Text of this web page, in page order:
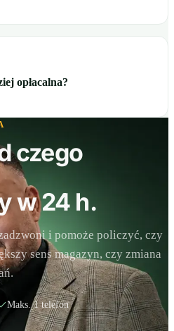
opłacalna?
czego
w 24 h.
i pomoże policzyć, czy
sens magazyn, czy zmiana
Maks. 1 telefon